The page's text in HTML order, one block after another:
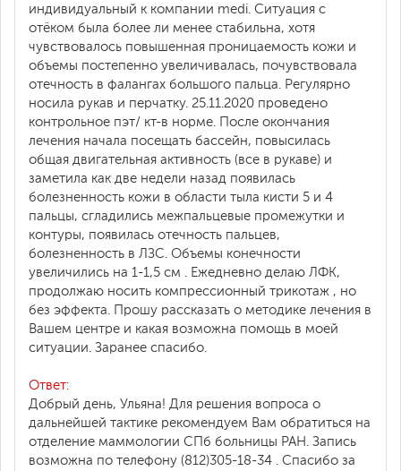
индивидуальный к компании medi. Ситуация с
отёком была более ли менее стабильна, хотя
чувствовалось повышенная проницаемость кожи и
объемы постепенно увеличивалась, почувствовала
отечность в фалангах большого пальца. Регулярно
носила рукав и перчатку. 25.11.2020 проведено
контрольное пэт/ кт-в норме. После окончания
лечения начала посещать бассейн, повысилась
общая двигательная активность (все в рукаве) и
заметила как две недели назад появилась
болезненность кожи в области тыла кисти 5 и 4
пальцы, сгладились межпальцевые промежутки и
контуры, появилась отечность пальцев,
болезненность в ЛЗС. Объемы конечности
увеличились на 1-1,5 см . Ежедневно делаю ЛФК,
продолжаю носить компрессионный трикотаж , но
без эффекта. Прошу рассказать о методике лечения в
Вашем центре и какая возможна помощь в моей
ситуации. Заранее спасибо.
Ответ:
Добрый день, Ульяна! Для решения вопроса о
дальнейшей тактике рекомендуем Вам обратиться на
отделение маммологии СПб больницы РАН. Запись
возможна по телефону (812)305-18-34 . Спасибо за